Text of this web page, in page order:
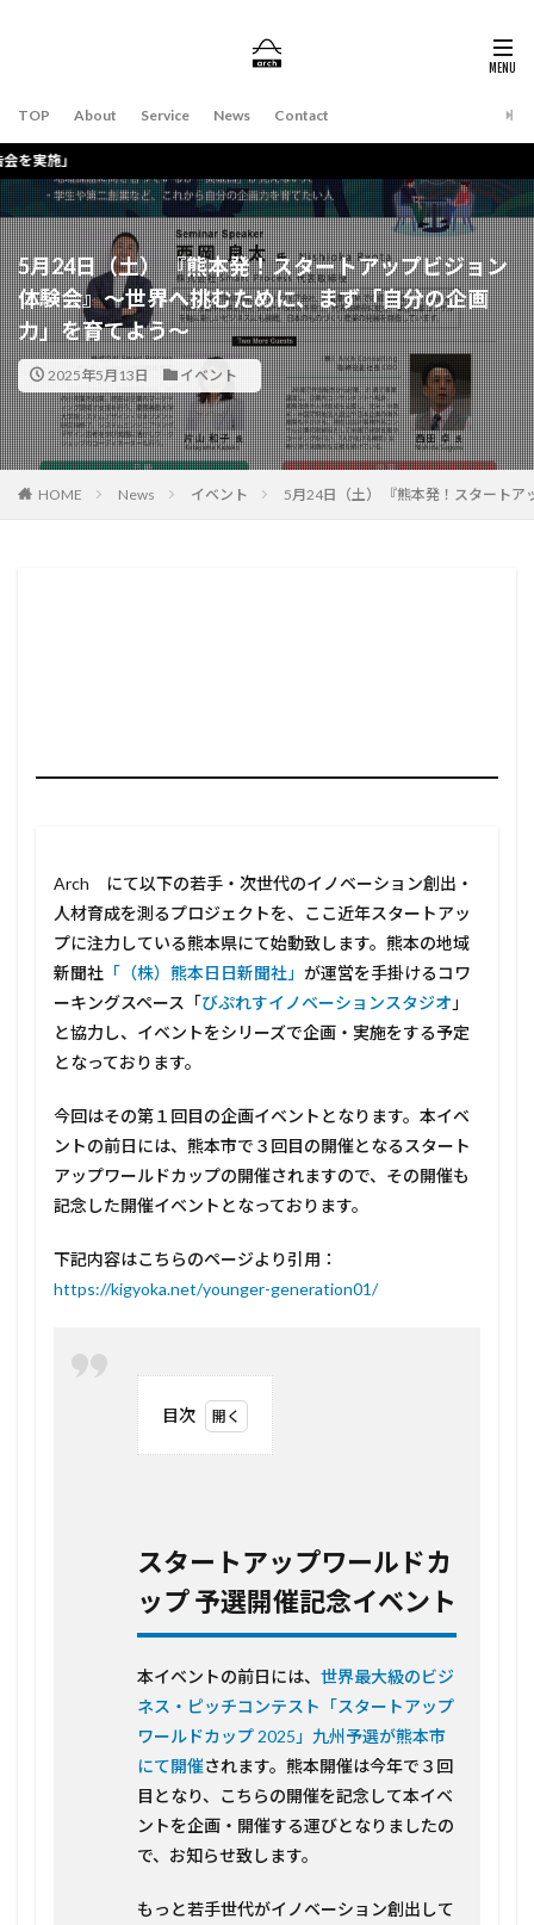
TOP About Service News Contact
5月24日（土） 『熊本発！スタートアップビジョン
体験会』～世界へ挑むために、まず「自分の企画
力」を育てよう～
2025年5月13日 イベント
HOME News イベント 5月24日（土） 『熊本発！スタート
Arch にて以下の若手・次世代のイノベーション創出・
人材育成を測るプロジェクトを、ここ近年スタートアッ
プに注力している熊本県にて始動致します。熊本の地域
新聞社 「（株）熊本日日新聞社」 が運営を手掛けるコワ
ーキングスペース「びぷれすイノベーションスタジオ 」
と協力し、イベントをシリーズで企画・実施をする予定
となっております。
今回はその第１回目の企画イベントとなります。本イベ
ントの前日には、熊本市で３回目の開催となるスタート
アップワールドカップの開催されますので、その開催も
記念した開催イベントとなっております。
下記内容はこちらのページより引用：
https://kigyoka.net/younger-generation01/
目次
ール
ドカ
ップ
開催
イベ
ント
2
イベ
ント
概要
2.1
し込
スタートアップワールドカ
ップ 予選開催記念イベント
本イベントの前日には、 世界最大級のビジ
ネス・ピッチコンテスト「スタートアップ
ワールドカップ 2025」九州予選が熊本市
にて開催されます。熊本開催は今年で３回
目となり、こちらの開催を記念して本イベ
ントを企画・開催する運びとなりましたの
で、お知らせ致します。
もっと若手世代がイノベーション創出して